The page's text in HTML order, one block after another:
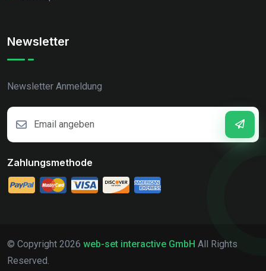
Newsletter
Newsletter Anmeldung
Zahlungsmethode
© Copyright 2026 web-set interactive GmbH All Rights
Reserved.